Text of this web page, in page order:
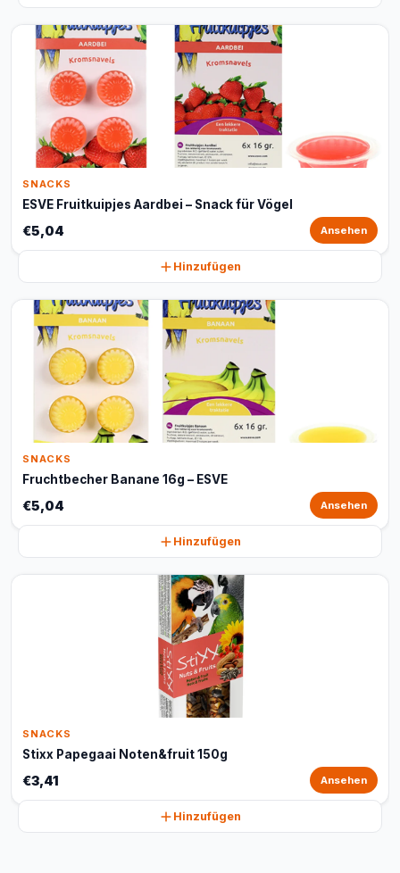
SNACKS
ESVE Fruitkuipjes Aardbei – Snack für Vögel
€5,04 Ansehen
Hinzufügen
SNACKS
Fruchtbecher Banane 16g – ESVE
€5,04 Ansehen
Hinzufügen
SNACKS
Stixx Papegaai Noten&fruit 150g
€3,41 Ansehen
Hinzufügen